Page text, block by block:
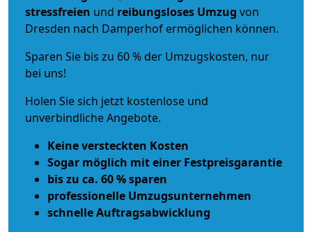
stressfreien und reibungsloses Umzug von
Dresden nach Damperhof ermöglichen können.
Sparen Sie bis zu 60 % der Umzugskosten, nur
bei uns!
Holen Sie sich jetzt kostenlose und
unverbindliche Angebote.
Keine versteckten Kosten
Sogar möglich mit einer Festpreisgarantie
bis zu ca. 60 % sparen
professionelle Umzugsunternehmen
schnelle Auftragsabwicklung